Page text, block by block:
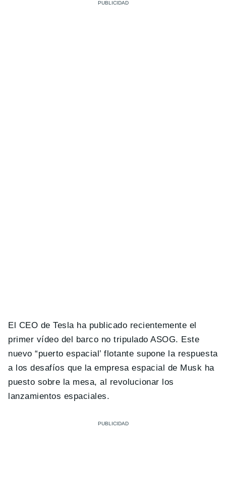
El CEO de Tesla ha publicado recientemente el
primer vídeo del barco no tripulado ASOG. Este
nuevo “puerto espacial’ flotante supone la respuesta
a los desafíos que la empresa espacial de Musk ha
puesto sobre la mesa, al revolucionar los
lanzamientos espaciales.